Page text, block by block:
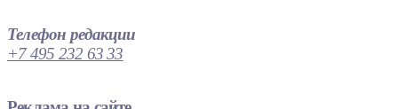
Телефон редакции
+7 495 232 63 33